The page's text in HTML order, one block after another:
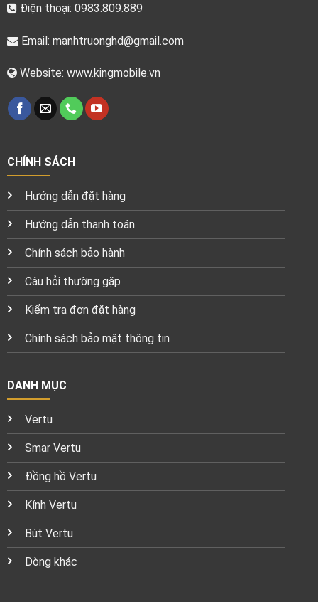
Điện thoại: 0983.809.889
Email: manhtruonghd@gmail.com
Website: www.kingmobile.vn
CHÍNH SÁCH
Hướng dẫn đặt hàng
Hướng dẫn thanh toán
Chính sách bảo hành
Câu hỏi thường gặp
Kiểm tra đơn đặt hàng
Chính sách bảo mật thông tin
DANH MỤC
Vertu
Smar Vertu
Đồng hồ Vertu
Kính Vertu
Bút Vertu
Dòng khác